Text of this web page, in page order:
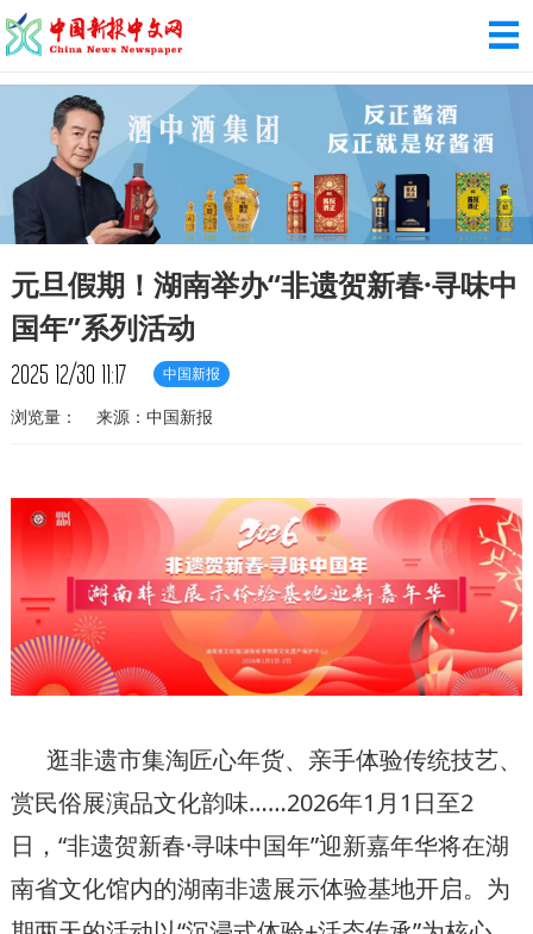
元旦假期！湖南举办“非遗贺新春·寻味中
国年”系列活动
2025 12/30 11:17 中国新报
浏览量： 来源：中国新报
逛非遗市集淘匠心年货、亲手体验传统技艺、
赏民俗展演品文化韵味……2026年1月1日至2
日，“非遗贺新春·寻味中国年”迎新嘉年华将在湖
南省文化馆内的湖南非遗展示体验基地开启。为